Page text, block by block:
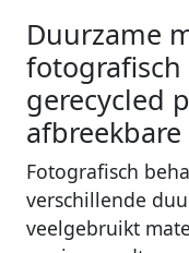
Duurzame
gerecycled
Fotografisch
verschillende
veelgebruikt